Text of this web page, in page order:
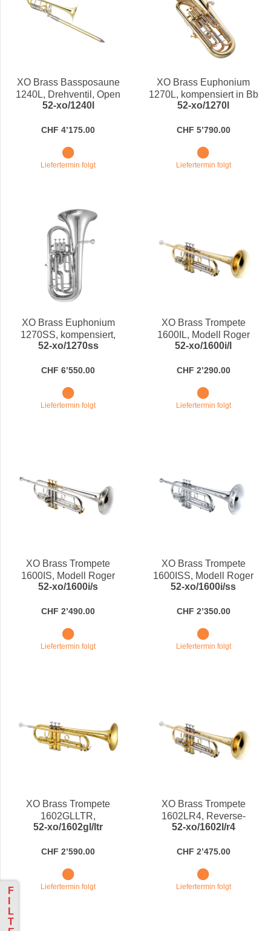
F
L
T
XO Brass Bassposaune
1240L, Drehventil, Open
Wrap in Bb/F/Gb/D
52-xo/1240l
CHF 4’175.00
Liefertermin folgt
XO Brass Euphonium
1270L, kompensiert in Bb
52-xo/1270l
CHF 5’790.00
Liefertermin folgt
XO Brass Euphonium
1270SS, kompensiert,
versilbert in Bb
52-xo/1270ss
CHF 6’550.00
Liefertermin folgt
XO Brass Trompete
1600IL, Modell Roger
Ingram, in Bb
52-xo/1600i/l
CHF 2’290.00
Liefertermin folgt
XO Brass Trompete
1600IS, Modell Roger
Ingram, versilbert mit
in Bb
52-xo/1600i/s
CHF 2’490.00
Liefertermin folgt
XO Brass Trompete
1600ISS, Modell Roger
Ingram, versilbert in Bb
52-xo/1600i/ss
CHF 2’350.00
Liefertermin folgt
XO Brass Trompete
1602GLLTR,
"Lightweight", Reverse-
52-xo/1602gl/ltr
CHF 2’590.00
Liefertermin folgt
XO Brass Trompete
1602LR4, Reverse-
Mundrohr Goldmessing, in
52-xo/1602l/r4
CHF 2’475.00
Liefertermin folgt